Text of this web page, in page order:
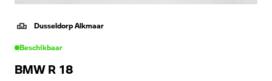
Dusseldorp Alkmaar
Beschikbaar
BMW R 18